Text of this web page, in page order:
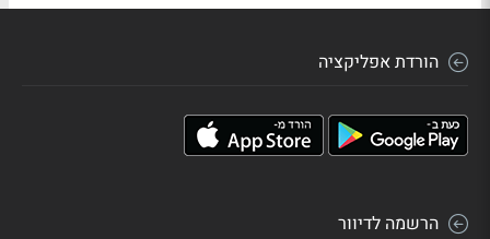
עמרם
דוניץ
2.54
18,334
חג'ג' נדלן
הורדת אפליקציה
הרשמה לדיוור